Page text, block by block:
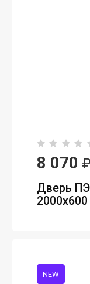
8 070
Дверь
2000х600
NEW